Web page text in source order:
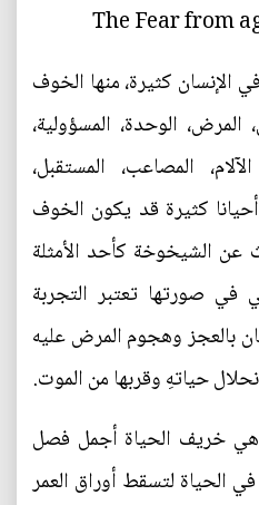
الإنسان كثيرة، منها الخوف
المرض، الوحدة، المسؤولية،
الآلام، المصاعب، المستقبل،
كثيرة قد يكون الخوف
الشيخوخة كأحد الأمثلة
صورتها تعتبر التجربة
بالعجز وهجوم المرض عليه
حياتهِ وقربها من الموت.
خريف الحياة أجمل فصل
الحياة لتسقط أوراق العمر